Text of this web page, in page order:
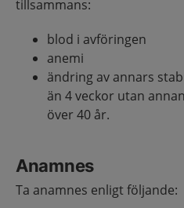
tillsammans:
blod i avföringen
anemi
ändring av annars
än 4 veckor utan
över 40 år.
Anamnes
Ta anamnes enligt följande: